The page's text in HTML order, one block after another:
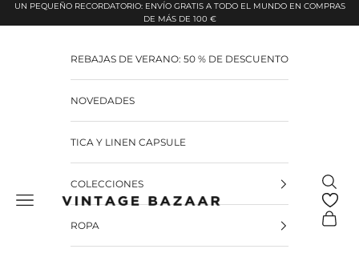
Pular para o conteúdo
UN PEQUEÑO RECORDATORIO: ENVÍO GRATIS A TODO EL MUNDO EN COMPRAS
DE MÁS DE 100 €
Vintage Bazaar
REBAJAS DE VERANO: 50 % DE DESCUENTO
NOVEDADES
TICA Y LINEN CAPSULE
COLECCIONES
ROPA